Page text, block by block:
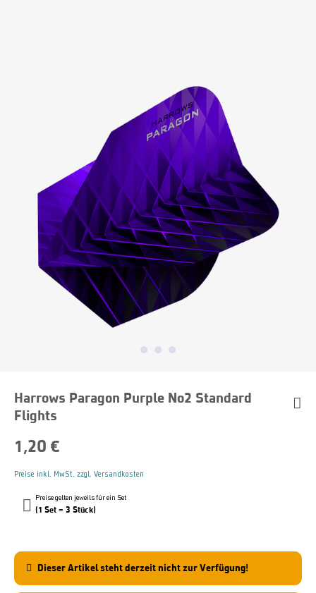
Harrows Paragon Purple No2 Standard
Flights
1,20 €
Preise inkl. MwSt. zzgl. Versandkosten
Preise gelten jeweils für ein Set
(1 Set = 3 Stück)
Dieser Artikel steht derzeit nicht zur Verfügung!